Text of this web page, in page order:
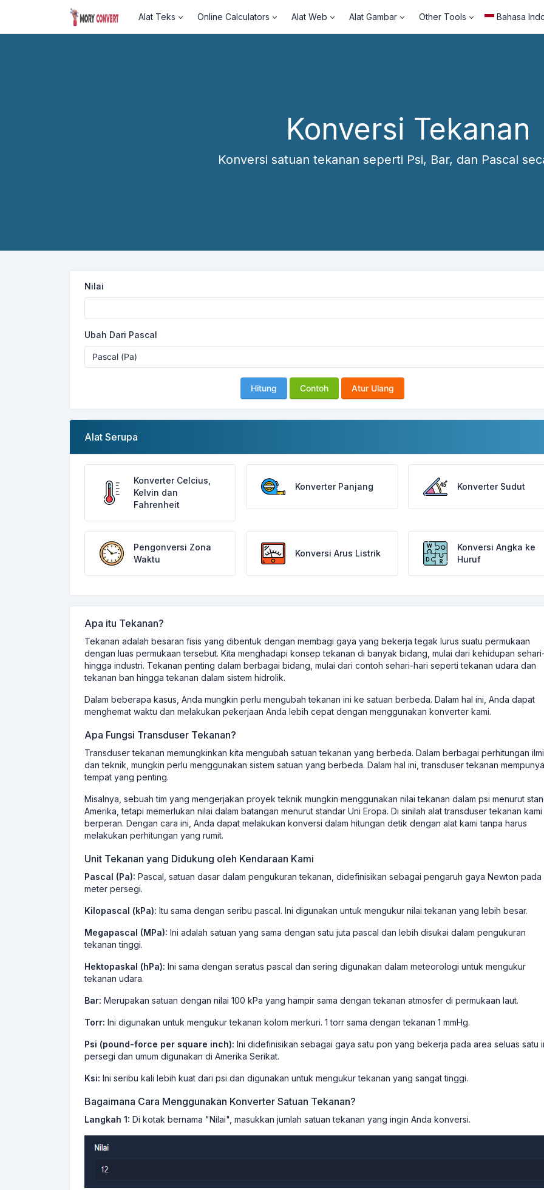
Alat Teks Online Calculators Alat Web Alat Gambar Other Tools Bahasa
Konversi Tekanan
Konversi satuan tekanan seperti Psi, Bar, dan Pascal
Nilai
Ubah Dari Pascal
Hitung Contoh Atur Ulang
Alat Serupa
Konverter Celcius,
Kelvin dan
Fahrenheit
Konverter Panjang Konverter Sudut
Pengonversi Zona
Waktu
Konversi Arus Listrik
Konversi Angka ke
Huruf
Apa itu Tekanan?
Tekanan adalah besaran fisis yang dibentuk dengan membagi gaya yang bekerja tegak lurus suatu permukaan
dengan luas permukaan tersebut. Kita menghadapi konsep tekanan di banyak bidang, mulai dari kehidupan
hingga industri. Tekanan penting dalam berbagai bidang, mulai dari contoh sehari-hari seperti tekanan udara dan
tekanan ban hingga tekanan dalam sistem hidrolik.
Dalam beberapa kasus, Anda mungkin perlu mengubah tekanan ini ke satuan berbeda. Dalam hal ini, Anda dapat
menghemat waktu dan melakukan pekerjaan Anda lebih cepat dengan menggunakan konverter kami.
Apa Fungsi Transduser Tekanan?
Transduser tekanan memungkinkan kita mengubah satuan tekanan yang berbeda. Dalam berbagai perhitungan
dan teknik, mungkin perlu menggunakan sistem satuan yang berbeda. Dalam hal ini, transduser tekanan
tempat yang penting.
Misalnya, sebuah tim yang mengerjakan proyek teknik mungkin menggunakan nilai tekanan dalam psi menurut
Amerika, tetapi memerlukan nilai dalam batangan menurut standar Uni Eropa. Di sinilah alat transduser tekanan kami
berperan. Dengan cara ini, Anda dapat melakukan konversi dalam hitungan detik dengan alat kami tanpa harus
melakukan perhitungan yang rumit.
Unit Tekanan yang Didukung oleh Kendaraan Kami
Pascal (Pa): Pascal, satuan dasar dalam pengukuran tekanan, didefinisikan sebagai pengaruh gaya Newton pada
meter persegi.
Kilopascal (kPa): Itu sama dengan seribu pascal. Ini digunakan untuk mengukur nilai tekanan yang lebih besar.
Megapascal (MPa): Ini adalah satuan yang sama dengan satu juta pascal dan lebih disukai dalam pengukuran
tekanan tinggi.
Hektopaskal (hPa): Ini sama dengan seratus pascal dan sering digunakan dalam meteorologi untuk mengukur
tekanan udara.
Bar: Merupakan satuan dengan nilai 100 kPa yang hampir sama dengan tekanan atmosfer di permukaan laut.
Torr: Ini digunakan untuk mengukur tekanan kolom merkuri. 1 torr sama dengan tekanan 1 mmHg.
Psi (pound-force per square inch): Ini didefinisikan sebagai gaya satu pon yang bekerja pada area seluas satu
persegi dan umum digunakan di Amerika Serikat.
Ksi: Ini seribu kali lebih kuat dari psi dan digunakan untuk mengukur tekanan yang sangat tinggi.
Bagaimana Cara Menggunakan Konverter Satuan Tekanan?
Langkah 1: Di kotak bernama "Nilai", masukkan jumlah satuan tekanan yang ingin Anda konversi.